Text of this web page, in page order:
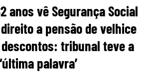
anos vê Segurança Social
a pensão de velhice
tribunal teve a
‘última palavra’